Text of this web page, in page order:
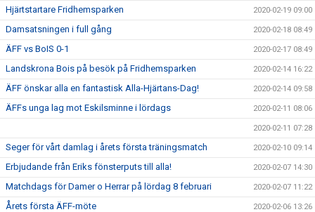
Hjärtstartare Fridhemsparken 2020-02-19 09:00
Damsatsningen i full gång 2020-02-18 08:49
ÄFF vs BoIS 0-1 2020-02-17 08:49
Landskrona Bois på besök på Fridhemsparken 2020-02-14 16:22
ÄFF önskar alla en fantastisk Alla-Hjärtans-Dag! 2020-02-14 09:58
ÄFFs unga lag mot Eskilsminne i lördags 2020-02-11 08:06
2020-02-11 07:28
Seger för vårt damlag i årets första träningsmatch 2020-02-10 09:14
Erbjudande från Eriks fönsterputs till alla! 2020-02-07 14:30
Matchdags för Damer o Herrar på lördag 8 februari 2020-02-07 11:22
Årets första ÄFF-möte 2020-02-06 13:26